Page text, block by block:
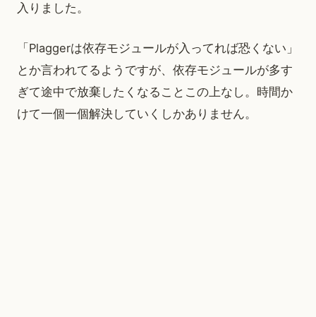
入りました。
「Plaggerは依存モジュールが入ってれば恐くない」
とか言われてるようですが、依存モジュールが多す
ぎて途中で放棄したくなることこの上なし。時間か
けて一個一個解決していくしかありません。